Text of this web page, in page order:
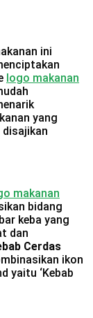
ini
logo makanan
yang
disajikan
makanan
bidang
keba yang
dan
Cerdas
ikon
yaitu ‘Kebab